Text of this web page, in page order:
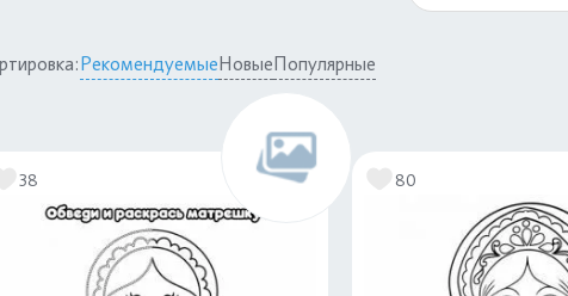
РекомендуемыеНовыеПопулярные
38 80